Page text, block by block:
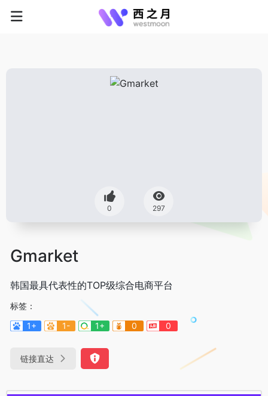
0 297
Gmarket
韩国最具代表性的TOP级综合电商平台
标签：
1+
1- 1+ 0 0
链接直达